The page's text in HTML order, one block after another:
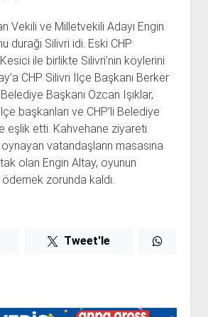
Vekili ve Milletvekili Adayı Engin
durağı Silivri idi. Eski CHP
ile birlikte Silivri’nin köylerini
CHP Silivri İlçe Başkanı Berker
Başkanı Özcan Işıklar,
başkanları ve CHP’li Belediye
eşlik etti. Kahvehane ziyareti
oynayan vatandaşların masasına
olan Engin Altay, oyunun
zorunda kaldı.
Tweet'le